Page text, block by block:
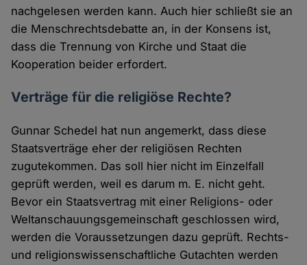
nachgelesen werden kann. Auch hier schließt sie an
die Menschrechtsdebatte an, in der Konsens ist,
dass die Trennung von Kirche und Staat die
Kooperation beider erfordert.
Verträge für die religiöse Rechte?
Gunnar Schedel hat nun angemerkt, dass diese
Staatsverträge eher der religiösen Rechten
zugutekommen. Das soll hier nicht im Einzelfall
geprüft werden, weil es darum m. E. nicht geht.
Bevor ein Staatsvertrag mit einer Religions- oder
Weltanschauungsgemeinschaft geschlossen wird,
werden die Voraussetzungen dazu geprüft. Rechts-
und religionswissenschaftliche Gutachten werden